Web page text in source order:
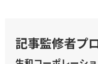
記事監修者プ